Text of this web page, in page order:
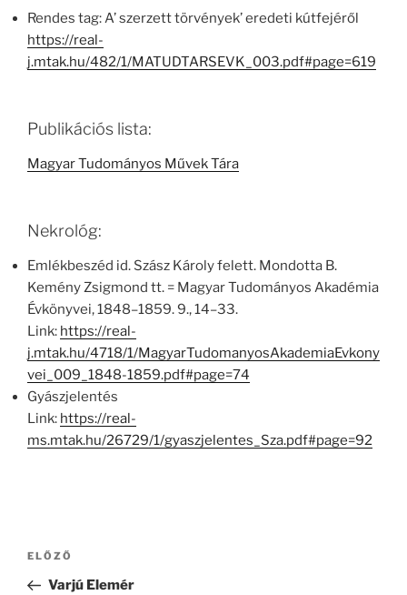
Rendes tag: A’ szerzett törvények’ eredeti kútfejéről
https://real-
j.mtak.hu/482/1/MATUDTARSEVK_003.pdf#page=619
Publikációs lista:
Magyar Tudományos Művek Tára
Nekrológ:
Emlékbeszéd id. Szász Károly felett. Mondotta B.
Kemény Zsigmond tt. = Magyar Tudományos Akadémia
Évkönyvei, 1848–1859. 9., 14–33.
Link: https://real-
j.mtak.hu/4718/1/MagyarTudomanyosAkademiaEvkony
vei_009_1848-1859.pdf#page=74
Gyászjelentés
Link: https://real-
ms.mtak.hu/26729/1/gyaszjelentes_Sza.pdf#page=92
Bejegyzés
Korábbi
bejegyzés
ELŐZŐ
Varjú Elemér